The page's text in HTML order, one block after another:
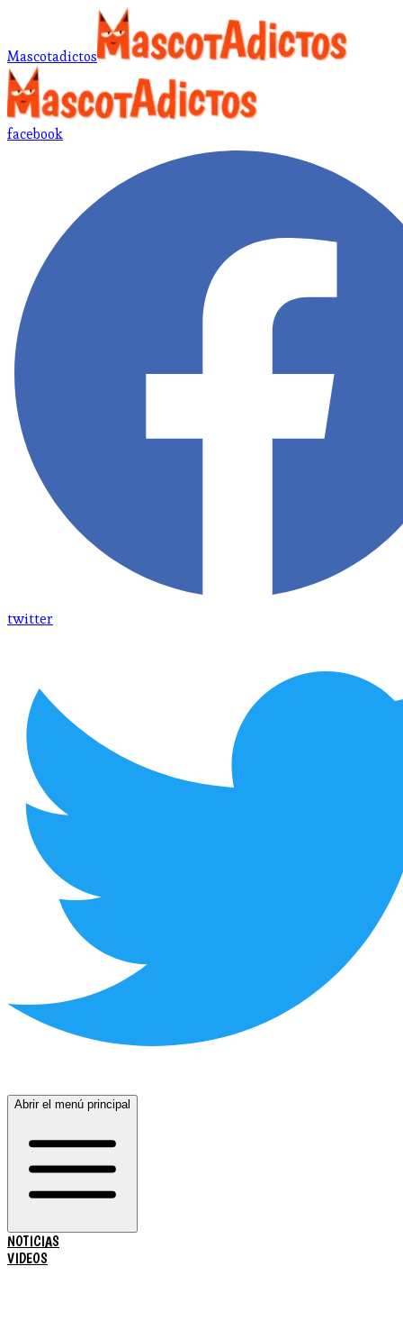
Mascotadictos
facebook
twitter
Abrir el menú principal
NOTICIAS
VIDEOS